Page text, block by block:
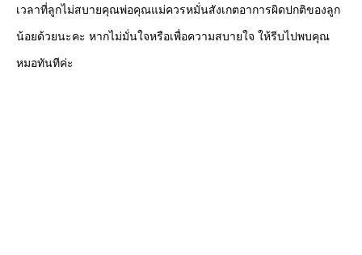
เวลาที่ลูกไม่สบายคุณพ่อคุณแม่ควรหมั่นสังเกตอาการผิดปกติของลูก
น้อยด้วยนะคะ หากไม่มั่นใจหรือเพื่อความสบายใจ ให้รีบไปพบคุณ
หมอทันทีค่ะ